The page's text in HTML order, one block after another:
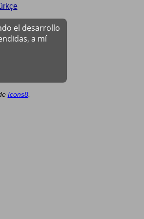
el desarrollo
a mí
Icons8.